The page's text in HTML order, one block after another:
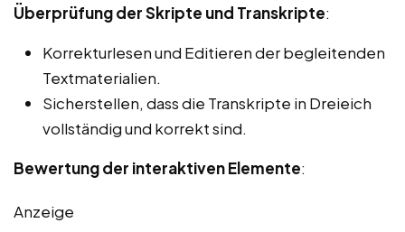
Überprüfung der Skripte und Transkripte:
Korrekturlesen und Editieren der begleitenden
Textmaterialien.
Sicherstellen, dass die Transkripte in Dreieich
vollständig und korrekt sind.
Bewertung der interaktiven Elemente:
Anzeige